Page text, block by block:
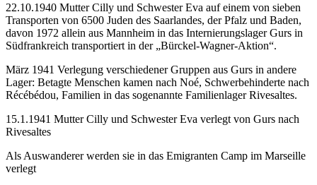
22.10.1940 Mutter Cilly und Schwester Eva auf einem von sieben
Transporten von 6500 Juden des Saarlandes, der Pfalz und Baden,
davon 1972 allein aus Mannheim in das Internierungslager Gurs in
Südfrankreich transportiert in der „Bürckel-Wagner-Aktion“.
März 1941 Verlegung verschiedener Gruppen aus Gurs in andere
Lager: Betagte Menschen kamen nach Noé, Schwerbehinderte nach
Récébédou, Familien in das sogenannte Familienlager Rivesaltes.
15.1.1941 Mutter Cilly und Schwester Eva verlegt von Gurs nach
Rivesaltes
Als Auswanderer werden sie in das Emigranten Camp im Marseille
verlegt